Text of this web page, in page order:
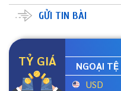
GỬI TIN BÀI
TỶ GIÁ
NGOẠI TỆ
USD